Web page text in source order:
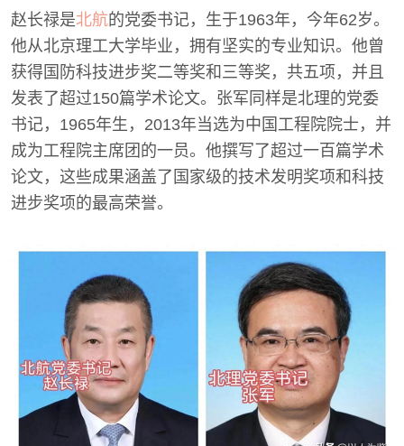
赵长禄是北航的党委书记，生于1963年，今年62岁。
他从北京理工大学毕业，拥有坚实的专业知识。他曾
获得国防科技进步奖二等奖和三等奖，共五项，并且
发表了超过150篇学术论文。张军同样是北理的党委
书记，1965年生，2013年当选为中国工程院院士，并
成为工程院主席团的一员。他撰写了超过一百篇学术
论文，这些成果涵盖了国家级的技术发明奖项和科技
进步奖项的最高荣誉。